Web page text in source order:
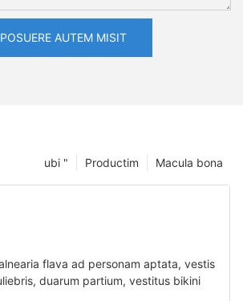
POSUERE AUTEM MISIT
Macula bona
Productim
ubi "